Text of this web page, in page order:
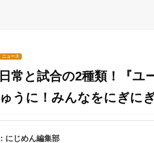
ニュース
常と試合の2種類！『
うに！みんなをにぎに
にじめん編集部